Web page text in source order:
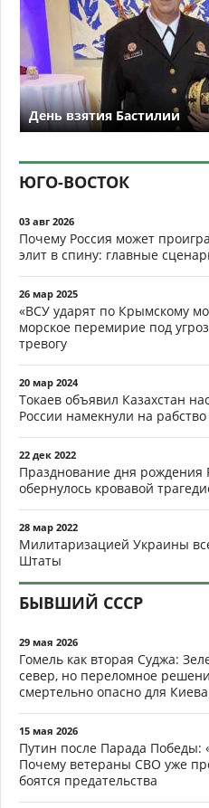
День взятия Бастилии
ЮГО-ВОСТОК
03 авг 2026
Почему Россия может
элит в спину: главные
26 мар 2025
«ВСУ ударят по Крымскому
морское перемирие под
тревогу
20 мар 2024
Токаев объявил Казахстан
России намекнули на
22 дек 2022
Празднование дня рождения
обернулось кровавой
28 мар 2022
Милитаризацией Украины
Штаты
БЫВШИЙ СССР
29 мая 2026
Гомель как вторая Суджа:
север, но переломное
смертельно опасно для Киева
15 мая 2026
Путин после Парада Победы:
Почему ветераны СВО уже
боятся предательства